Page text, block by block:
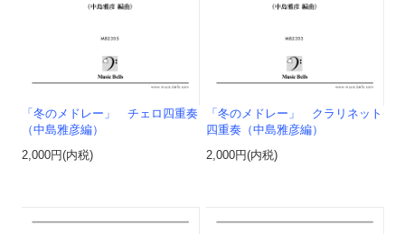
「冬のメドレー」 チェロ四重奏
（中島雅彦編）
2,000円(内税)
「冬のメドレー」 クラリネット
四重奏（中島雅彦編）
2,000円(内税)